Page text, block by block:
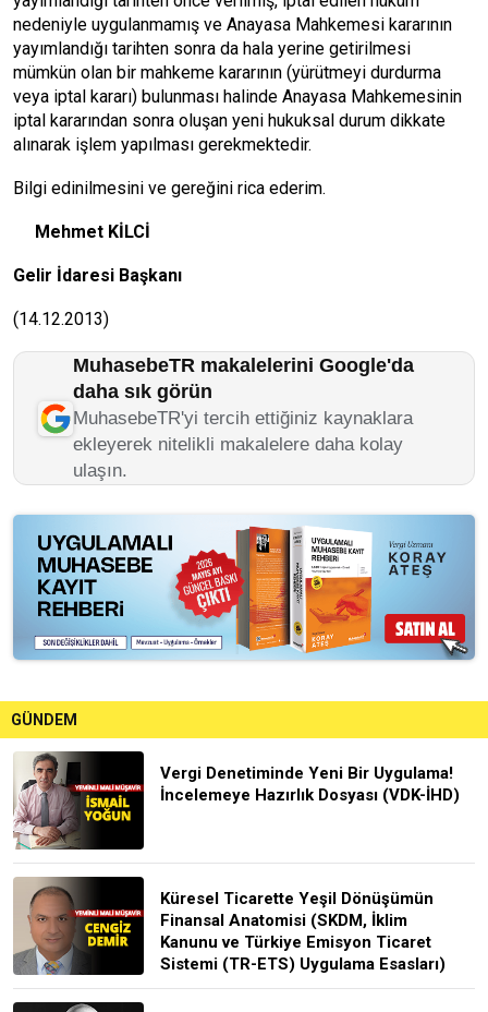
nedeniyle uygulanmamış ve Anayasa Mahkemesi kararının
yayımlandığı tarihten sonra da hala yerine getirilmesi
mümkün olan bir mahkeme kararının (yürütmeyi durdurma
veya iptal kararı) bulunması halinde Anayasa Mahkemesinin
iptal kararından sonra oluşan yeni hukuksal durum dikkate
alınarak işlem yapılması gerekmektedir.
Bilgi edinilmesini ve gereğini rica ederim.
Mehmet KİLCİ
Gelir İdaresi Başkanı
(14.12.2013)
MuhasebeTR makalelerini Google'da
daha sık görün
MuhasebeTR'yi tercih ettiğiniz kaynaklara
ekleyerek nitelikli makalelere daha kolay
ulaşın.
GÜNDEM
Vergi Denetiminde Yeni Bir Uygulama!
İncelemeye Hazırlık Dosyası (VDK-İHD)
Küresel Ticarette Yeşil Dönüşümün
Finansal Anatomisi (SKDM, İklim
Kanunu ve Türkiye Emisyon Ticaret
Sistemi (TR-ETS) Uygulama Esasları)